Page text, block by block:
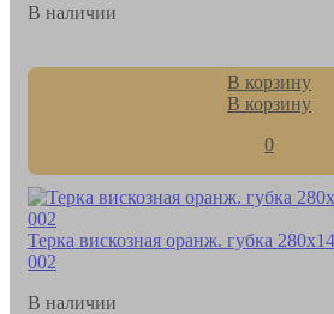
В наличии
В корзину
В корзину
0
Терка вискозная оранж. губка
002
В наличии